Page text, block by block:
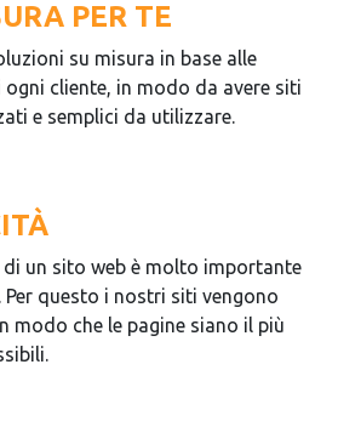
PER TE
su misura in base alle
ogni cliente, in modo da avere siti
e semplici da utilizzare.
di un sito web è molto importante
Per questo i nostri siti vengono
modo che le pagine siano il più